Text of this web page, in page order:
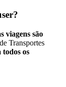
viagens são
Transportes
os